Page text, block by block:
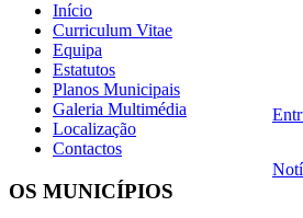
Início
Curriculum Vitae
Equipa
Estatutos
Planos Municipais
Galeria Multimédia
Localização
Contactos
OS MUNICÍPIOS